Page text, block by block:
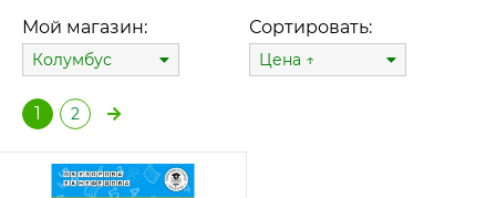
Мой магазин:
Колумбус
Сортировать:
Цена ↑
1 2